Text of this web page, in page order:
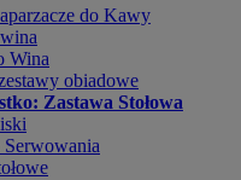
do Kawy
Wina
obiadowe
Zastawa Stołowa